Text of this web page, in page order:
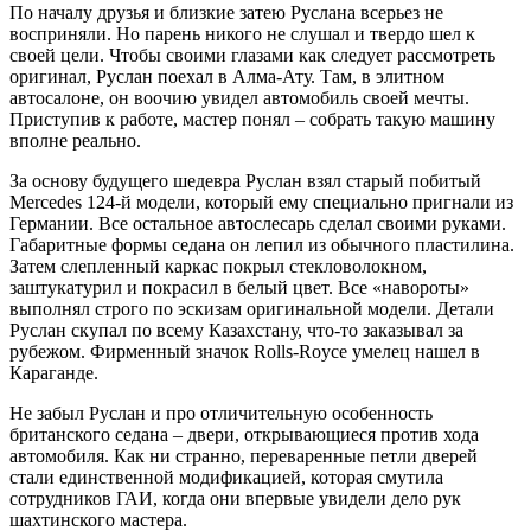
По началу друзья и близкие затею Руслана всерьез не
восприняли. Но парень никого не слушал и твердо шел к
своей цели. Чтобы своими глазами как следует рассмотреть
оригинал, Руслан поехал в Алма-Ату. Там, в элитном
автосалоне, он воочию увидел автомобиль своей мечты.
Приступив к работе, мастер понял – собрать такую машину
вполне реально.
За основу будущего шедевра Руслан взял старый побитый
Mercedes 124-й модели, который ему специально пригнали из
Германии. Все остальное автослесарь сделал своими руками.
Габаритные формы седана он лепил из обычного пластилина.
Затем слепленный каркас покрыл стекловолокном,
заштукатурил и покрасил в белый цвет. Все «навороты»
выполнял строго по эскизам оригинальной модели. Детали
Руслан скупал по всему Казахстану, что-то заказывал за
рубежом. Фирменный значок Rolls-Royce умелец нашел в
Караганде.
Не забыл Руслан и про отличительную особенность
британского седана – двери, открывающиеся против хода
автомобиля. Как ни странно, переваренные петли дверей
стали единственной модификацией, которая смутила
сотрудников ГАИ, когда они впервые увидели дело рук
шахтинского мастера.